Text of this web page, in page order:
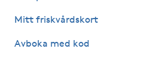
Hot yoga
Mitt friskvårdskort
Avboka med kod